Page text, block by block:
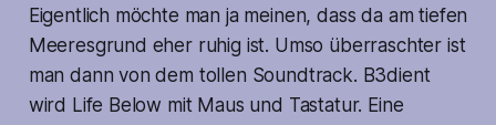
Eigentlich möchte man ja meinen, dass da am tiefen
Meeresgrund eher ruhig ist. Umso überraschter ist
man dann von dem tollen Soundtrack. B3dient
wird Life Below mit Maus und Tastatur. Eine